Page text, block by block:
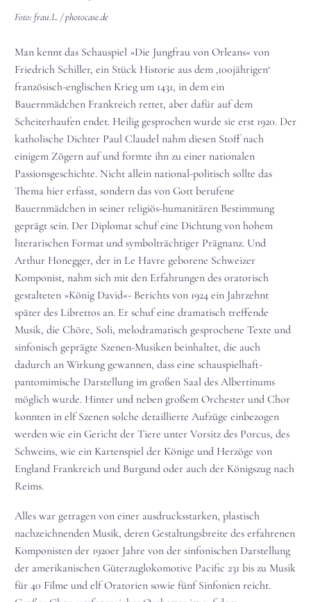
Foto: frau.L. / photocase.de
Man kennt das Schauspiel »Die Jungfrau von Orleans« von
Friedrich Schiller, ein Stück Historie aus dem ‚100jährigen‘
französisch-englischen Krieg um 1431, in dem ein
Bauernmädchen Frankreich rettet, aber dafür auf dem
Scheiterhaufen endet. Heilig gesprochen wurde sie erst 1920. Der
katholische Dichter Paul Claudel nahm diesen Stoff nach
einigem Zögern auf und formte ihn zu einer nationalen
Passionsgeschichte. Nicht allein national-politisch sollte das
Thema hier erfasst, sondern das von Gott berufene
Bauernmädchen in seiner religiös-humanitären Bestimmung
geprägt sein. Der Diplomat schuf eine Dichtung von hohem
literarischen Format und symbolträchtiger Prägnanz. Und
Arthur Honegger, der in Le Havre geborene Schweizer
Komponist, nahm sich mit den Erfahrungen des oratorisch
gestalteten »König David«- Berichts von 1924 ein Jahrzehnt
später des Librettos an. Er schuf eine dramatisch treffende
Musik, die Chöre, Soli, melodramatisch gesprochene Texte und
sinfonisch geprägte Szenen-Musiken beinhaltet, die auch
dadurch an Wirkung gewannen, dass eine schauspielhaft-
pantomimische Darstellung im großen Saal des Albertinums
möglich wurde. Hinter und neben großem Orchester und Chor
konnten in elf Szenen solche detaillierte Aufzüge einbezogen
werden wie ein Gericht der Tiere unter Vorsitz des Porcus, des
Schweins, wie ein Kartenspiel der Könige und Herzöge von
England Frankreich und Burgund oder auch der Königszug nach
Reims.
Alles war getragen von einer ausdrucksstarken, plastisch
nachzeichnenden Musik, deren Gestaltungsbreite des erfahrenen
Komponisten der 1920er Jahre von der sinfonischen Darstellung
der amerikanischen Güterzuglokomotive Pacific 231 bis zu Musik
für 40 Filme und elf Oratorien sowie fünf Sinfonien reicht.